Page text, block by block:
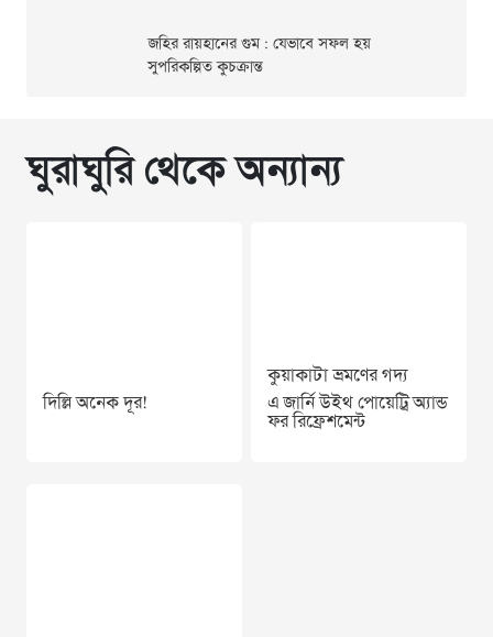
জহির রায়হানের গুম : যেভাবে সফল হয়
সুপরিকল্পিত কুচক্রান্ত
ঘুরাঘুরি থেকে অন্যান্য
দিল্লি অনেক দূর!
কুয়াকাটা ভ্রমণের গদ্য
এ জার্নি উইথ পোয়েট্রি অ্যান্ড
ফর ‍রিফ্রেশমেন্ট